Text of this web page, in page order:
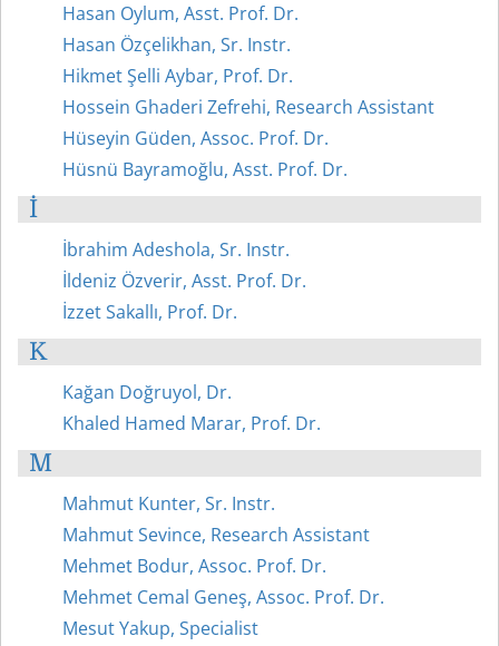
Hasan Oylum, Asst. Prof. Dr.
Hasan Özçelikhan, Sr. Instr.
Hikmet Şelli Aybar, Prof. Dr.
Hossein Ghaderi Zefrehi, Research Assistant
Hüseyin Güden, Assoc. Prof. Dr.
Hüsnü Bayramoğlu, Asst. Prof. Dr.
İ
İbrahim Adeshola, Sr. Instr.
İldeniz Özverir, Asst. Prof. Dr.
İzzet Sakallı, Prof. Dr.
K
Kağan Doğruyol, Dr.
Khaled Hamed Marar, Prof. Dr.
M
Mahmut Kunter, Sr. Instr.
Mahmut Sevince, Research Assistant
Mehmet Bodur, Assoc. Prof. Dr.
Mehmet Cemal Geneş, Assoc. Prof. Dr.
Mesut Yakup, Specialist